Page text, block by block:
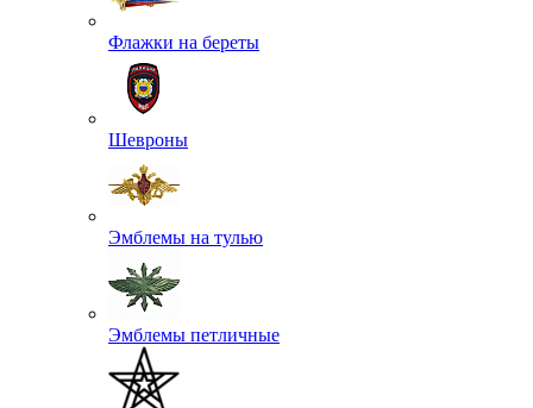
Флажки на береты
Шевроны
Эмблемы на тулью
Эмблемы петличные